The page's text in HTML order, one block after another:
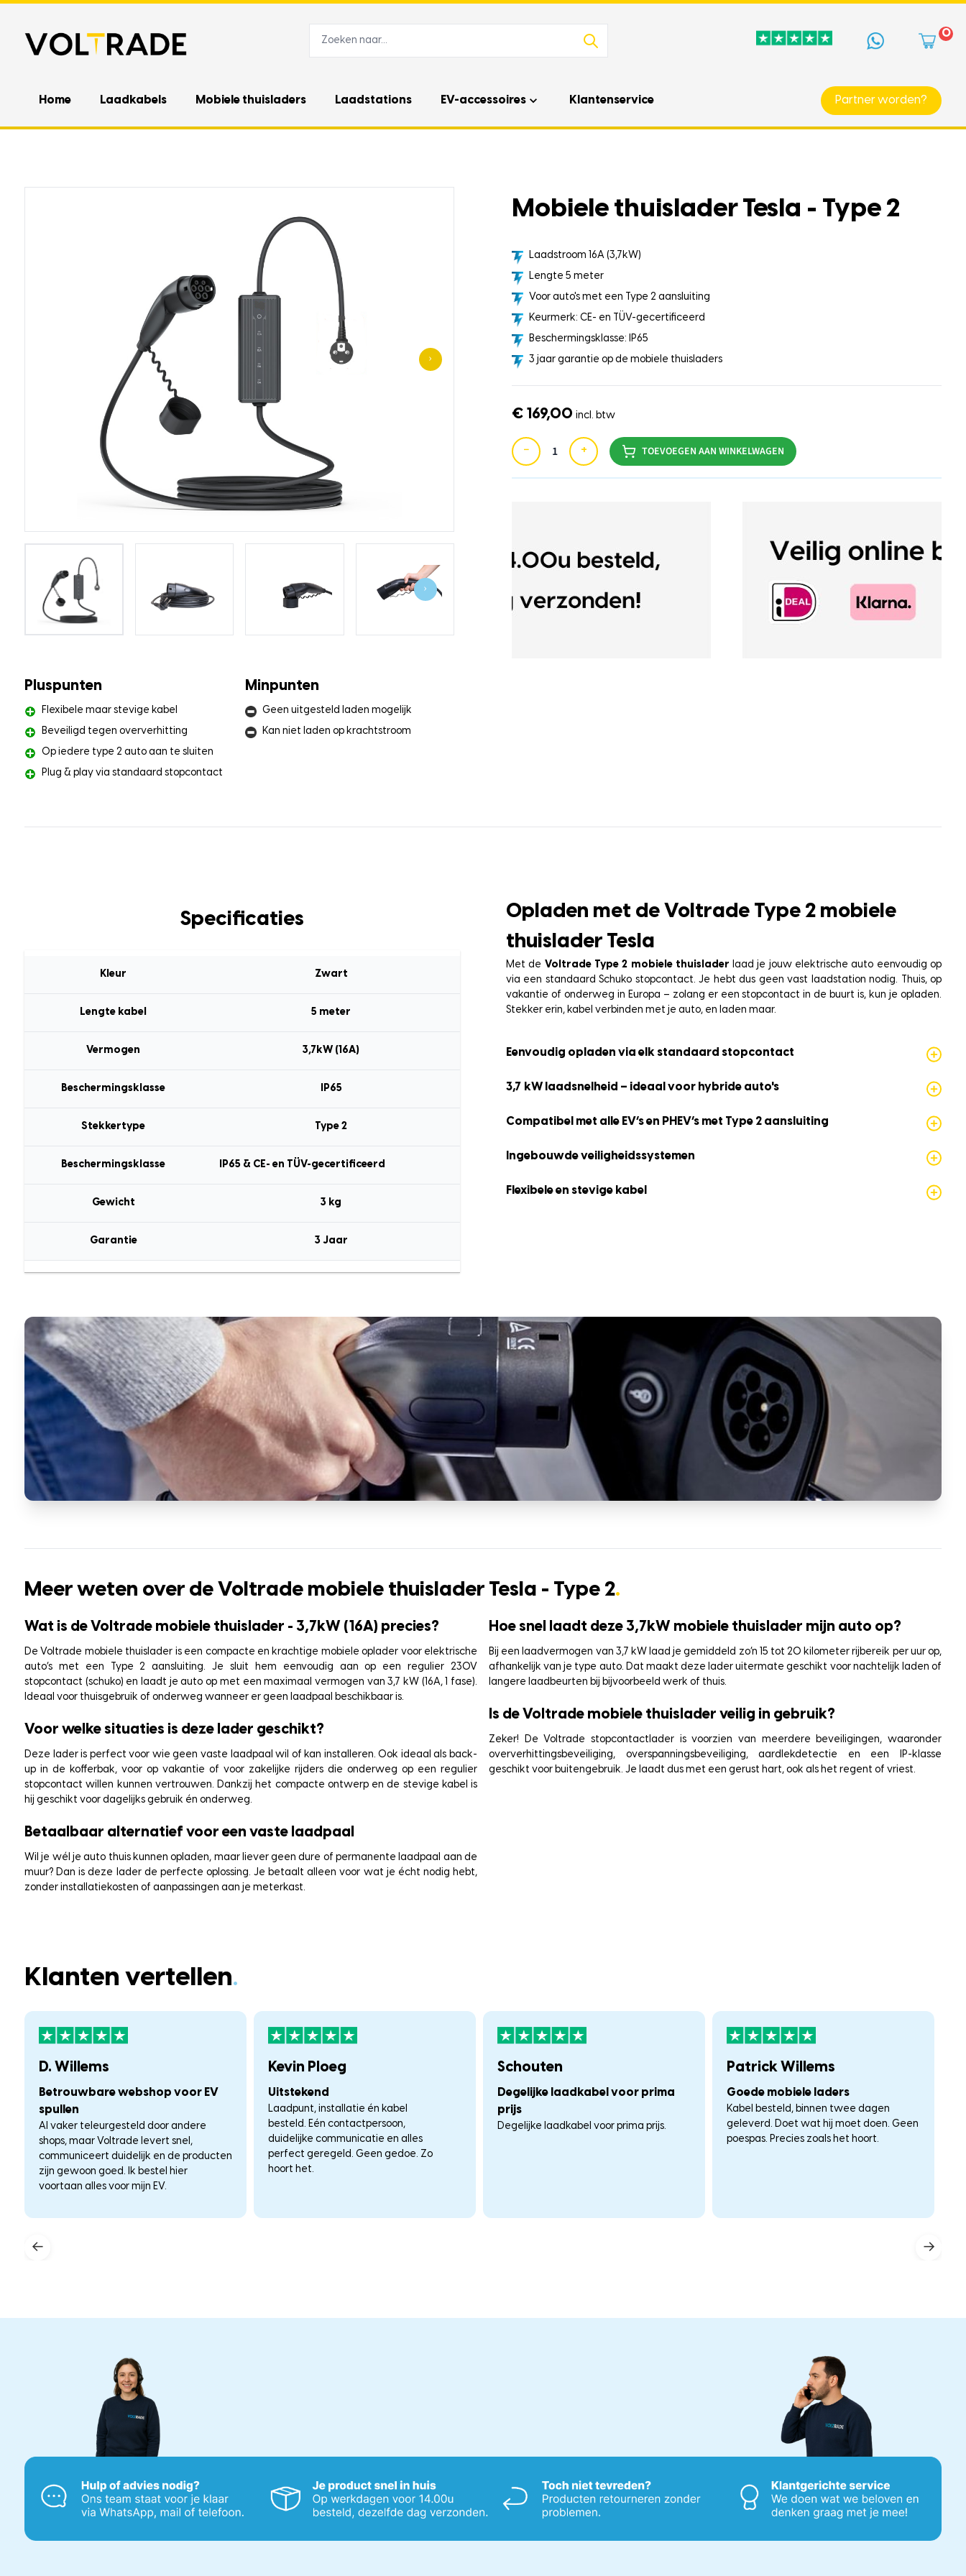
0
Home Laadkabels Mobiele thuisladers Laadstations EV-accessoires Klantenservice Partner worden?
›
›
Pluspunten
Flexibele maar stevige kabel
Beveiligd tegen oververhitting
Op iedere type 2 auto aan te sluiten
Plug & play via standaard stopcontact
Minpunten
Geen uitgesteld laden mogelijk
Kan niet laden op krachtstroom
Mobiele thuislader Tesla - Type 2
Laadstroom 16A (3,7kW)
Lengte 5 meter
Voor auto's met een Type 2 aansluiting
Keurmerk: CE- en TÜV-gecertificeerd
Beschermingsklasse: IP65
3 jaar garantie op de mobiele thuisladers
€ 169,00 incl. btw
− + TOEVOEGEN AAN WINKELWAGEN
Specificaties
Kleur Zwart
Lengte kabel 5 meter
Vermogen 3,7kW (16A)
Beschermingsklasse IP65
Stekkertype Type 2
Beschermingsklasse IP65 & CE- en TÜV-gecertificeerd
Gewicht 3 kg
Garantie 3 Jaar
Opladen met de Voltrade Type 2 mobiele
thuislader Tesla
Met de Voltrade Type 2 mobiele thuisladerlaad je jouw elektrische auto eenvoudig op
via een standaard Schuko stopcontact. Je hebt dus geen vast laadstation nodig. Thuis, op
vakantie of onderweg in Europa – zolang er een stopcontact in de buurt is, kun je opladen.
Stekker erin, kabel verbinden met je auto, en laden maar.
Eenvoudig opladen via elk standaard stopcontact
3,7 kW laadsnelheid – ideaal voor hybride auto's
Compatibel met alle EV’s en PHEV’s met Type 2 aansluiting
Ingebouwde veiligheidssystemen
Flexibele en stevige kabel
Meer weten over de Voltrade mobiele thuislader Tesla - Type 2.
Wat is de Voltrade mobiele thuislader - 3,7kW (16A) precies?
De Voltrade mobiele thuislader is een compacte en krachtige mobiele oplader voor elektrische
auto’s met een Type 2 aansluiting. Je sluit hem eenvoudig aan op een regulier 230V
stopcontact (schuko) en laadt je auto op met een maximaal vermogen van 3,7 kW (16A, 1 fase).
Ideaal voor thuisgebruik of onderweg wanneer er geen laadpaal beschikbaar is.
Voor welke situaties is deze lader geschikt?
Deze lader is perfect voor wie geen vaste laadpaal wil of kan installeren. Ook ideaal als back-
up in de kofferbak, voor op vakantie of voor zakelijke rijders die onderweg op een regulier
stopcontact willen kunnen vertrouwen. Dankzij het compacte ontwerp en de stevige kabel is
hij geschikt voor dagelijks gebruik én onderweg.
Betaalbaar alternatief voor een vaste laadpaal
Wil je wél je auto thuis kunnen opladen, maar liever geen dure of permanente laadpaal aan de
muur? Dan is deze lader de perfecte oplossing. Je betaalt alleen voor wat je écht nodig hebt,
zonder installatiekosten of aanpassingen aan je meterkast.
Hoe snel laadt deze 3,7kW mobiele thuislader mijn auto op?
Bij een laadvermogen van 3,7 kW laad je gemiddeld zo’n 15 tot 20 kilometer rijbereik per uur op,
afhankelijk van je type auto. Dat maakt deze lader uitermate geschikt voor nachtelijk laden of
langere laadbeurten bij bijvoorbeeld werk of thuis.
Is de Voltrade mobiele thuislader veilig in gebruik?
Zeker! De Voltrade stopcontactlader is voorzien van meerdere beveiligingen, waaronder
oververhittingsbeveiliging, overspanningsbeveiliging, aardlekdetectie en een IP-klasse
geschikt voor buitengebruik. Je laadt dus met een gerust hart, ook als het regent of vriest.
Klanten vertellen.
D. Willems
Betrouwbare webshop voor EV
spullen
Al vaker teleurgesteld door andere
shops, maar Voltrade levert snel,
communiceert duidelijk en de producten
zijn gewoon goed. Ik bestel hier
voortaan alles voor mijn EV.
Kevin Ploeg
Uitstekend
Laadpunt, installatie én kabel
besteld. Eén contactpersoon,
duidelijke communicatie en alles
perfect geregeld. Geen gedoe. Zo
hoort het.
Schouten
Degelijke laadkabel voor prima
prijs
Degelijke laadkabel voor prima prijs.
Patrick Willems
Goede mobiele laders
Kabel besteld, binnen twee dagen
geleverd. Doet wat hij moet doen. Geen
poespas. Precies zoals het hoort.
← →